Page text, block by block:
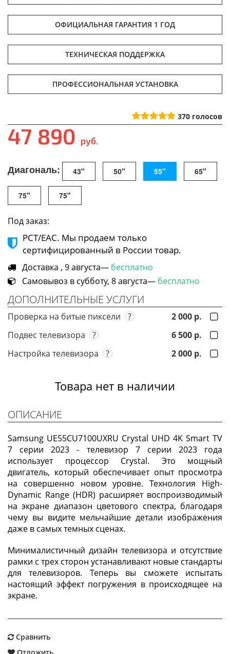
ОФИЦИАЛЬНАЯ ГАРАНТИЯ 1 ГОД
ТЕХНИЧЕСКАЯ ПОДДЕРЖКА
ПРОФЕССИОНАЛЬНАЯ УСТАНОВКА
370 голосов
47 890 руб.
Диагональ: 43" 50" 55" 65"
75" 75"
Под заказ:
РСТ/ЕАС. Мы продаем только
сертифицированный в России товар.
Доставка , 9 августа— бесплатно
Самовывоз в субботу, 8 августа— бесплатно
ДОПОЛНИТЕЛЬНЫЕ УСЛУГИ
Проверка на битые пиксели ?
2 000 р.
Подвес телевизора
?
6 500 р.
Настройка телевизора
? 2 000 р.
Товара нет в наличии
ОПИСАНИЕ
Samsung UE55CU7100UXRU Crystal UHD 4K Smart TV
7 серии 2023 - телевизор 7 серии 2023 года
использует процессор Crystal. Это мощный
двигатель, который обеспечивает опыт просмотра
на совершенно новом уровне. Технология High-
Dynamic Range (HDR) расширяет воспроизводимый
на экране диапазон цветового спектра, благодаря
чему вы видите мельчайшие детали изображения
даже в самых темных сценах.
Минималистичный дизайн телевизора и отсутствие
рамки с трех сторон устанавливают новые стандарты
для телевизоров. Теперь вы сможете испытать
настоящий эффект погружения в происходящее на
экране.
Сравнить
Отложить